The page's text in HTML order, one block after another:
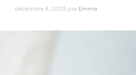
décembre 4, 2025 par Emma